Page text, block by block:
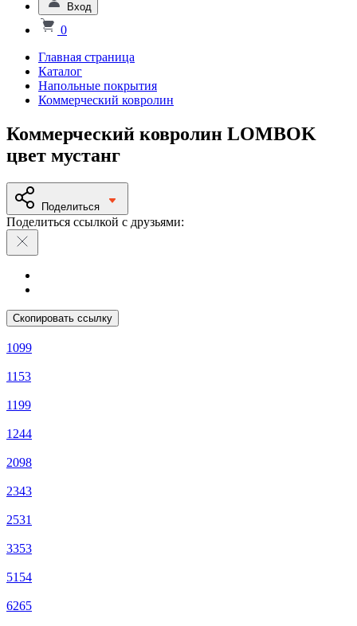
Вход
0
Главная страница
Каталог
Напольные покрытия
Коммерческий ковролин
Коммерческий ковролин LOMBOK
цвет мустанг
Поделиться
Поделиться ссылкой с друзьями:
Скопировать ссылку
1099
1153
1199
1244
2098
2343
2531
3353
5154
6265